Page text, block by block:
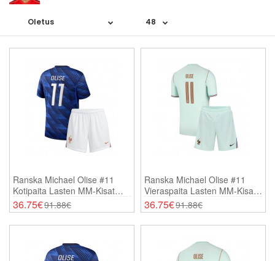
Ranska Michael Olise #11
Kotipaita Lasten MM-Kisat
2026 Lyhythihainen (+
Shortsit)
36.75€91.88€
Ranska Michael Olise #11
Vieraspaita Lasten MM-Kisat
2026 Lyhythihainen (+
Shortsit)
36.75€91.88€